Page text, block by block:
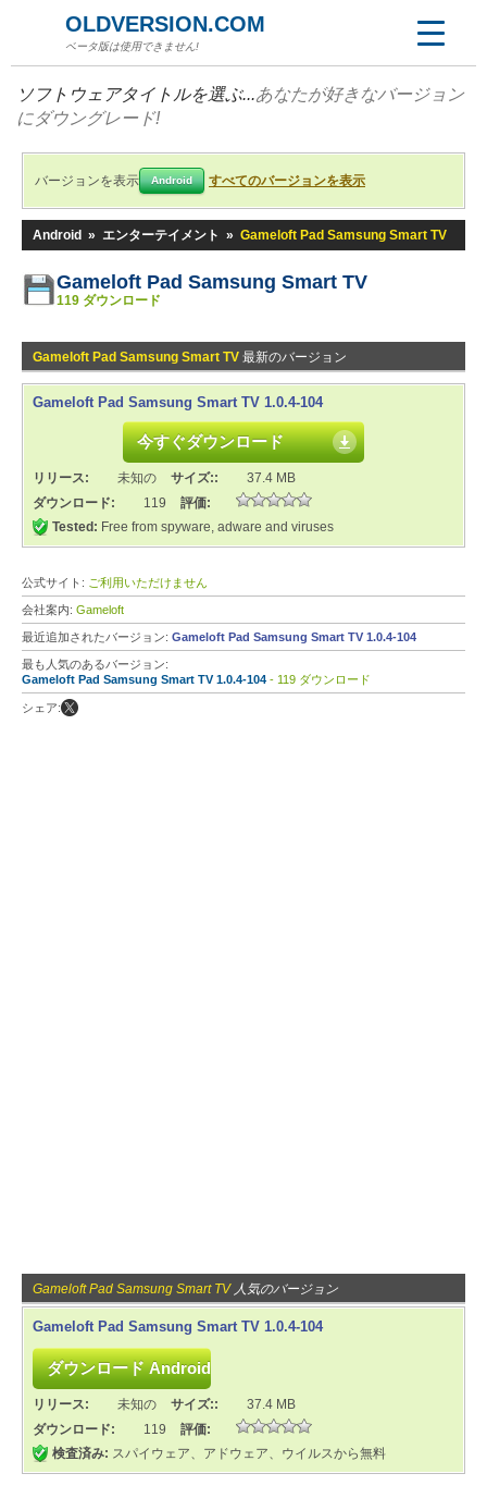
OLDVERSION.COM
ベータ版は使用できません!
ソフトウェアタイトルを選ぶ...あなたが好きなバージョン
にダウングレード!
バージョンを表示 Android すべてのバージョンを表示
Android » エンターテイメント » Gameloft Pad Samsung Smart TV
Gameloft Pad Samsung Smart TV
119 ダウンロード
Gameloft Pad Samsung Smart TV 最新のバージョン
Gameloft Pad Samsung Smart TV 1.0.4-104
今すぐダウンロード
リリース: 未知の サイズ::
37.4 MB
ダウンロード:
119
評価:
Tested: Free from spyware, adware and viruses
公式サイト: ご利用いただけません
会社案内: Gameloft
最近追加されたバージョン: Gameloft Pad Samsung Smart TV 1.0.4-104
最も人気のあるバージョン:
Gameloft Pad Samsung Smart TV 1.0.4-104 - 119 ダウンロード
シェア:
Gameloft Pad Samsung Smart TV人気のバージョン
Gameloft Pad Samsung Smart TV 1.0.4-104
リリース: 未知の サイズ::
37.4 MB
ダウンロード:
119
評価:
検査済み: スパイウェア、アドウェア、ウイルスから無料